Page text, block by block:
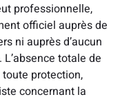
professionnelle,
officiel auprès de
ni auprès d’aucun
totale de
protection,
concernant la